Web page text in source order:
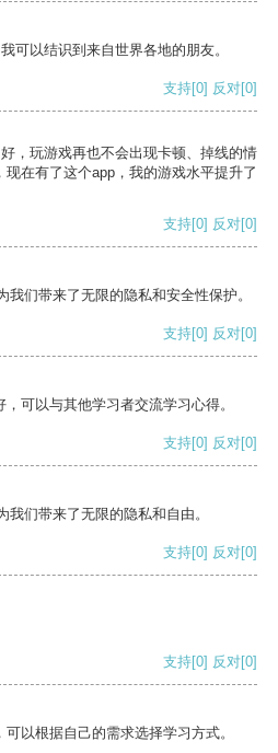
可以结识到来自世界各地的朋友。
支持[0] 反对[0]
，玩游戏再也不会出现卡顿、掉线的情
在有了这个app，我的游戏水平提升了
支持[0] 反对[0]
们带来了无限的隐私和安全性保护。
支持[0] 反对[0]
可以与其他学习者交流学习心得。
支持[0] 反对[0]
们带来了无限的隐私和自由。
支持[0] 反对[0]
支持[0] 反对[0]
以根据自己的需求选择学习方式。